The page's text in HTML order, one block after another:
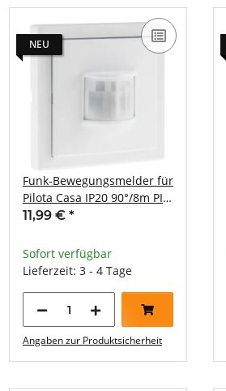
NEU
Funk-Bewegungsmelder für
Pilota Casa IP20 90°/8m PIR
Aufputz 30mm flach
11,99 € *
Sofort verfügbar
Lieferzeit: 3 - 4 Tage
Angaben zur Produktsicherheit